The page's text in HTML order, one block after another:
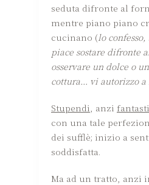
seduta difronte al
mentre piano piano
cucinano (lo
piace sostare difronte
osservare un dolce o
cottura… vi autorizzo a
Stupendi, anzi
con una tale
dei sufflè; inizio a
soddisfatta.
Ma ad un tratto, anzi